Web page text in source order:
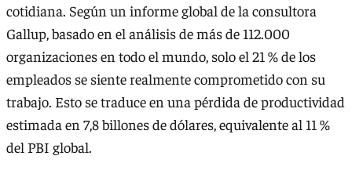
cotidiana. Según un informe global de la consultora
Gallup, basado en el análisis de más de 112.000
organizaciones en todo el mundo, solo el 21 % de los
empleados se siente realmente comprometido con su
trabajo. Esto se traduce en una pérdida de productividad
estimada en 7,8 billones de dólares, equivalente al 11 %
del PBI global.